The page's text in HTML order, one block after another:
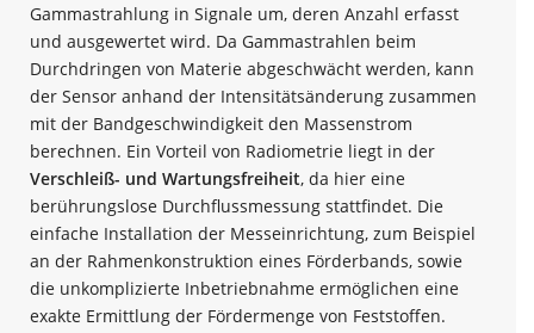
Gammastrahlung in Signale um, deren Anzahl erfasst
und ausgewertet wird. Da Gammastrahlen beim
Durchdringen von Materie abgeschwächt werden, kann
der Sensor anhand der Intensitätsänderung zusammen
mit der Bandgeschwindigkeit den Massenstrom
berechnen. Ein Vorteil von Radiometrie liegt in der
Verschleiß- und Wartungsfreiheit, da hier eine
berührungslose Durchflussmessung stattfindet. Die
einfache Installation der Messeinrichtung, zum Beispiel
an der Rahmenkonstruktion eines Förderbands, sowie
die unkomplizierte Inbetriebnahme ermöglichen eine
exakte Ermittlung der Fördermenge von Feststoffen.